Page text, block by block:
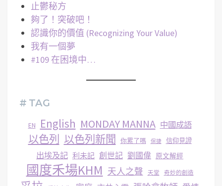
止鬱秘方
夠了！突破吧！
認識你的價值 (Recognizing Your Value)
我有一個夢
#109 在困境中…
# TAG
EN English MONDAY MANNA 中國成語
以色列 以色列新聞 你累了嗎 保捷 信仰見證
出埃及記 利未記 創世記 劉國偉 原文解經
國度禾場KHM 天人之聲 天堂 奇妙的創造